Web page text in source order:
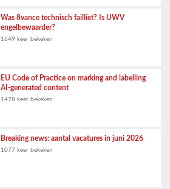
Was 8vance technisch failliet? Is UWV
engelbewaarder?
1649 keer bekeken
EU Code of Practice on marking and labelling
AI-generated content
1478 keer bekeken
Breaking news: aantal vacatures in juni 2026
1077 keer bekeken